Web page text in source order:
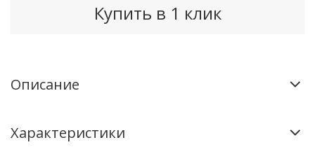
Купить в 1 клик
Описание
Характеристики